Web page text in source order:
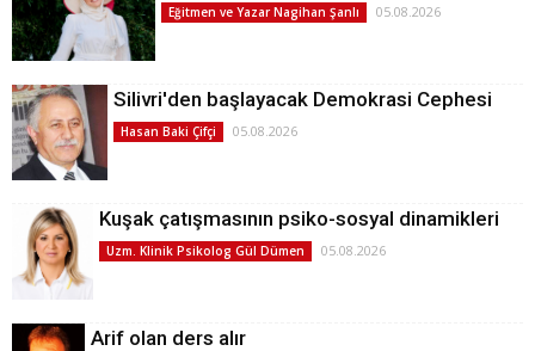
Eğitmen ve Yazar Nagihan Şanlı 05.08.2026
Silivri'den başlayacak Demokrasi Cephesi
Hasan Baki Çifçi 05.08.2026
Kuşak çatışmasının psiko-sosyal dinamikleri
Uzm. Klinik Psikolog Gül Dümen 05.08.2026
Arif olan ders alır